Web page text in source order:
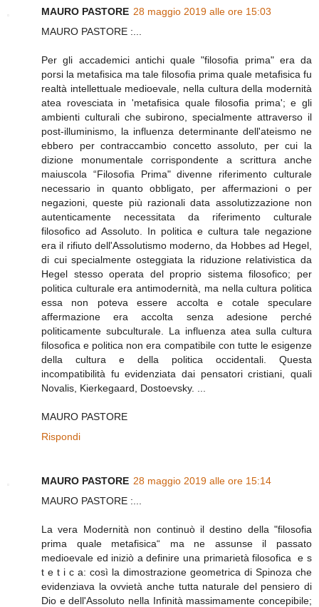
MAURO PASTORE 28 maggio 2019 alle ore 15:03
MAURO PASTORE :...
Per gli accademici antichi quale "filosofia prima" era da
porsi la metafisica ma tale filosofia prima quale metafisica fu
realtà intellettuale medioevale, nella cultura della modernità
atea rovesciata in 'metafisica quale filosofia prima'; e gli
ambienti culturali che subirono, specialmente attraverso il
post-illuminismo, la influenza determinante dell'ateismo ne
ebbero per contraccambio concetto assoluto, per cui la
dizione monumentale corrispondente a scrittura anche
maiuscola “Filosofia Prima" divenne riferimento culturale
necessario in quanto obbligato, per affermazioni o per
negazioni, queste più razionali data assolutizzazione non
autenticamente necessitata da riferimento culturale
filosofico ad Assoluto. In politica e cultura tale negazione
era il rifiuto dell'Assolutismo moderno, da Hobbes ad Hegel,
di cui specialmente osteggiata la riduzione relativistica da
Hegel stesso operata del proprio sistema filosofico; per
politica culturale era antimodernità, ma nella cultura politica
essa non poteva essere accolta e cotale speculare
affermazione era accolta senza adesione perché
politicamente subculturale. La influenza atea sulla cultura
filosofica e politica non era compatibile con tutte le esigenze
della cultura e della politica occidentali. Questa
incompatibilità fu evidenziata dai pensatori cristiani, quali
Novalis, Kierkegaard, Dostoevsky. ...
MAURO PASTORE
Rispondi
MAURO PASTORE 28 maggio 2019 alle ore 15:14
MAURO PASTORE :...
La vera Modernità non continuò il destino della "filosofia
prima quale metafisica“ ma ne assunse il passato
medioevale ed iniziò a definire una primarietà filosofica e s
t e t i c a: così la dimostrazione geometrica di Spinoza che
evidenziava la ovvietà anche tutta naturale del pensiero di
Dio e dell'Assoluto nella Infinità massimamente concepibile;